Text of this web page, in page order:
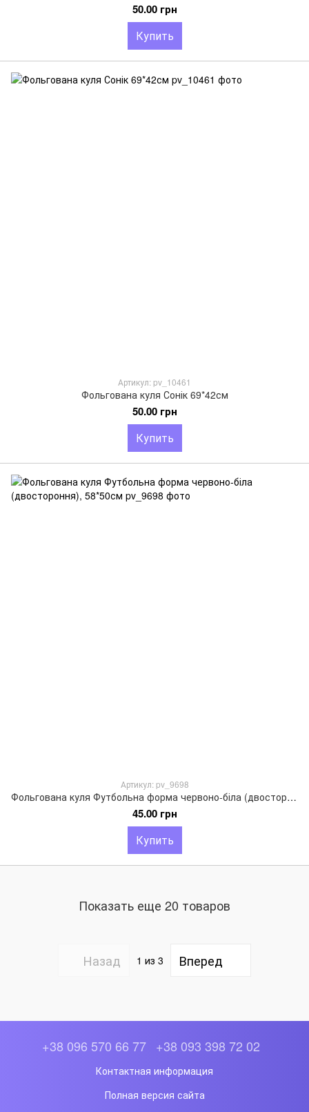
50.00 грн
Купить
Артикул: pv_10461
Фольгована куля Сонік 69*42см
50.00 грн
Купить
Артикул: pv_9698
Фольгована куля Футбольна форма червоно-біла (двостороння), 58*50см
45.00 грн
Купить
Показать еще 20 товаров
Назад 1 из 3 Вперед
+38 096 570 66 77 +38 093 398 72 02
Контактная информация
Полная версия сайта